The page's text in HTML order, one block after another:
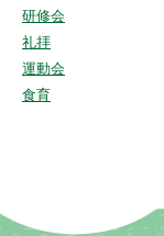
研修会
礼拝
運動会
食育